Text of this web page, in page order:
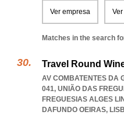
Ver empresa
Matches in the search
Travel Round
AV COMBATENTES DA
041, UNIÃO DAS
FREGUESIAS ALGES
DAFUNDO OEIRAS,